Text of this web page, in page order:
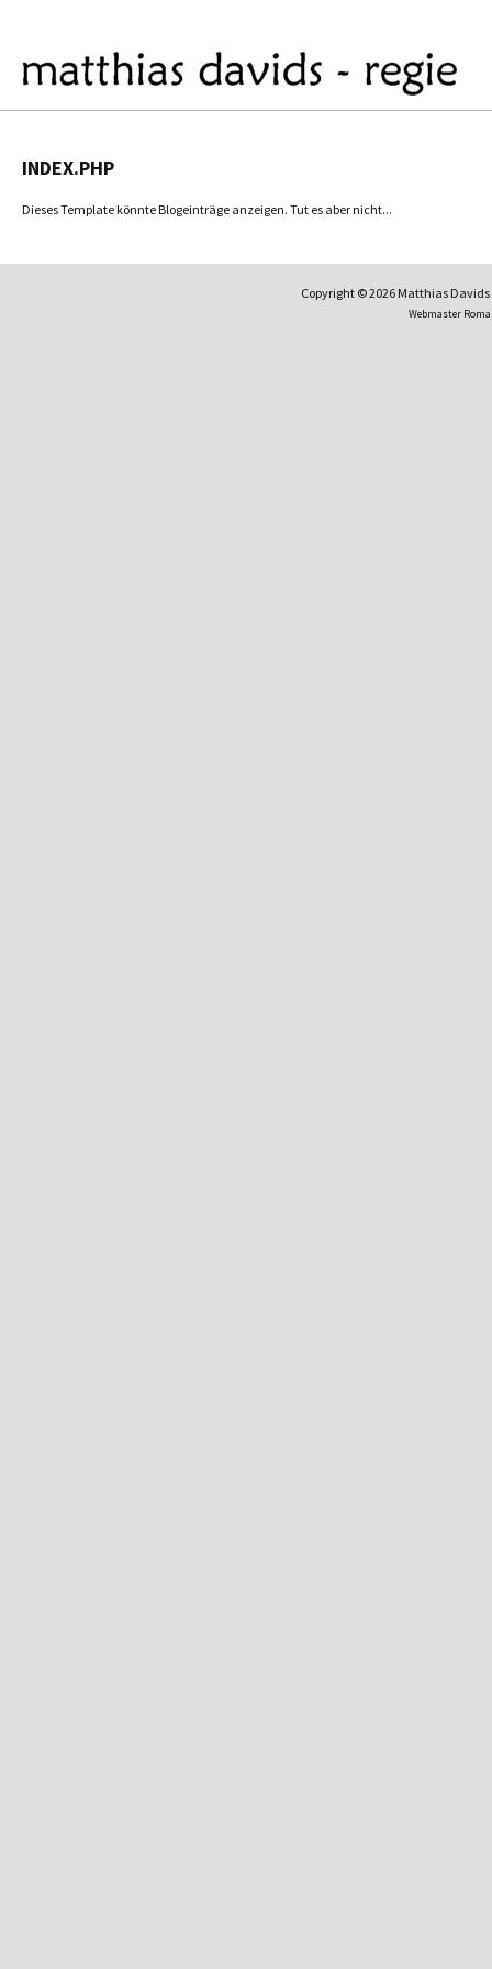
INDEX.PHP
Dieses Template könnte Blogeinträge anzeigen. Tut es aber nicht...
Copyright © 2026 Matthias
Webmaster